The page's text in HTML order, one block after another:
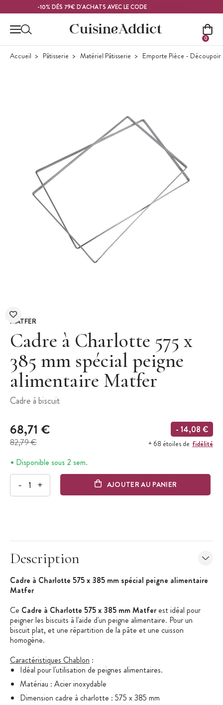
Contenu principal-10% DÈS 79€ D'ACHATS AVEC LE CODE
0
Accueil Pâtisserie Matériel Pâtisserie Emporte Pièce - Découpoir
MATFER
Cadre à Charlotte 575 x
385 mm spécial peigne
alimentaire Matfer
Cadre à biscuit
68,71 €
82,79 €
- 14,08 €
+ 68 étoiles de fidélité
Disponible sous 2 sem.
- + AJOUTER AU PANIER
Description
Cadre à Charlotte 575 x 385 mm spécial peigne alimentaire
Matfer
Ce Cadre à Charlotte 575 x 385 mm Matferest idéal pour
peigner les biscuits à l'aide d'un peigne alimentaire. Pour un
biscuit plat, et une répartition de la pâte et une cuisson
homogène.
Caractéristiques Chablon :
Idéal pour l'utilisation de peignes alimentaires.
Matériau : Acier inoxydable
Dimension cadre à charlotte : 575 x 385 mm